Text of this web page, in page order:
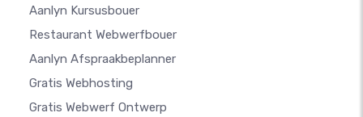
Aanlyn Kursusbouer
Restaurant Webwerfbouer
Aanlyn Afspraakbeplanner
Gratis Webhosting
Gratis Webwerf Ontwerp